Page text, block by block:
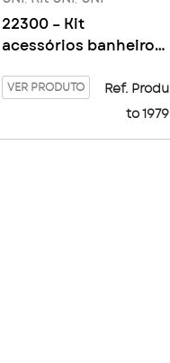
22300 – Kit
acessórios banheiro
VER PRODUTO
Ref. Produ
to 1979